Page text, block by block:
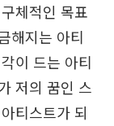
체적인 목표
해지는 아티
이 드는 아티
저의 꿈인 스
티스트가 되